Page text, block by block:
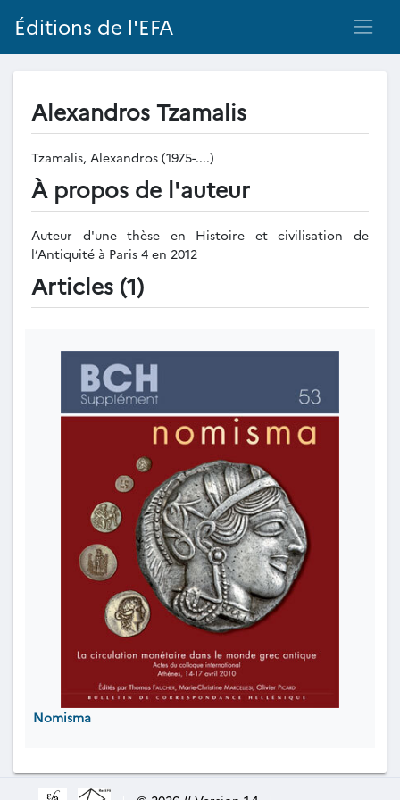
Éditions de l'EFA
Alexandros Tzamalis
Tzamalis, Alexandros (1975-....)
À propos de l'auteur
Auteur d'une thèse en Histoire et civilisation de
l’Antiquité à Paris 4 en 2012
Articles (1)
Nomisma